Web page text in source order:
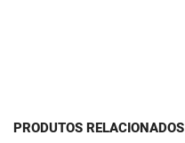
PRODUTOS RELACIONADOS